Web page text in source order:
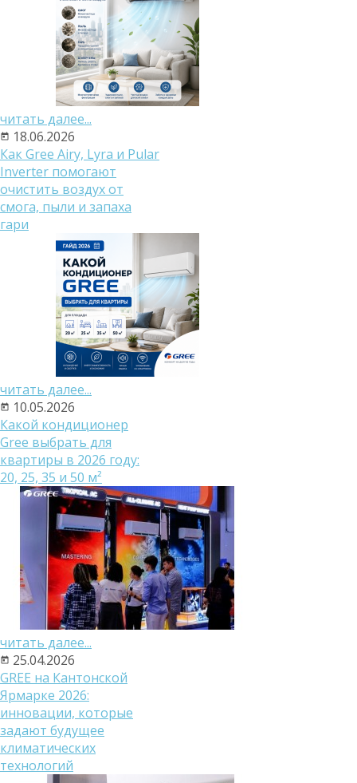
читать далее...
18.06.2026
Как Gree Airy, Lyra и Pular
Inverter помогают
очистить воздух от
смога, пыли и запаха
гари
читать далее...
10.05.2026
Какой кондиционер
Gree выбрать для
квартиры в 2026 году:
20, 25, 35 и 50 м²
читать далее...
25.04.2026
GREE на Кантонской
Ярмарке 2026:
инновации, которые
задают будущее
климатических
технологий